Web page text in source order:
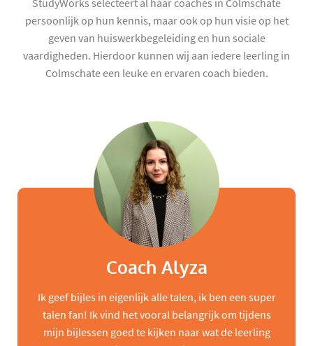
StudyWorks selecteert al haar coaches in Colmschate
persoonlijk op hun kennis, maar ook op hun visie op het
geven van huiswerkbegeleiding en hun sociale
vaardigheden. Hierdoor kunnen wij aan iedere leerling in
Colmschate een leuke en ervaren coach bieden.
Coach Alyza
Ik geef bijles in eigenlijk alle talen, ik ben een super
talen fan! Ik vind het vooral belangrijk om tijdens
mijn bijlessen goed te kijken naar wat de leerling